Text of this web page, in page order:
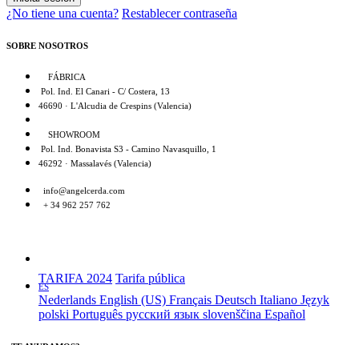
¿No tiene una cuenta? Restablecer contraseña
SOBRE NOSOTROS
FÁBRICA
Pol. Ind. El Canari - C/ Costera, 13
46690 · L'Alcudia de Crespins (Valencia)
SHOWROOM
Pol. Ind. Bonavista S3 - Camino Navasquillo, 1
46292 · Massalavés (Valencia)
info@angelcerda.com
+ 34 962 257 762
TARIFA 2024 Tarifa pública
ES
Nederlands English (US) Français Deutsch Italiano Język
polski Português русский язык slovenščina Español